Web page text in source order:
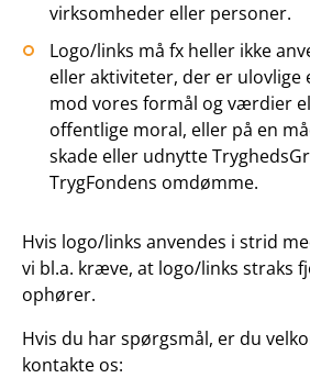
virksomheder eller personer.
Logo/links må fx heller ikke
eller aktiviteter, der er ulovlige
mod vores formål og værdier
offentlige moral, eller på en
skade eller udnytte
TrygFondens omdømme.
Hvis logo/links anvendes i strid
vi bl.a. kræve, at logo/links straks
ophører.
Hvis du har spørgsmål, er du
kontakte os: